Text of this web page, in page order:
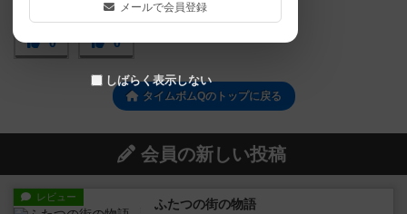
0 0
タイムボムQのトップに戻る
会員の新しい投稿
レビュー ふたつの街の物語
メールで会員登録
しばらく表示しない